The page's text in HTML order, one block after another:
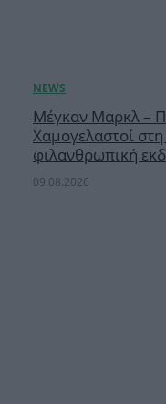
Μέγκαν Μαρκλ –
Χαμογελαστοί
φιλανθρωπική
09.08.2026